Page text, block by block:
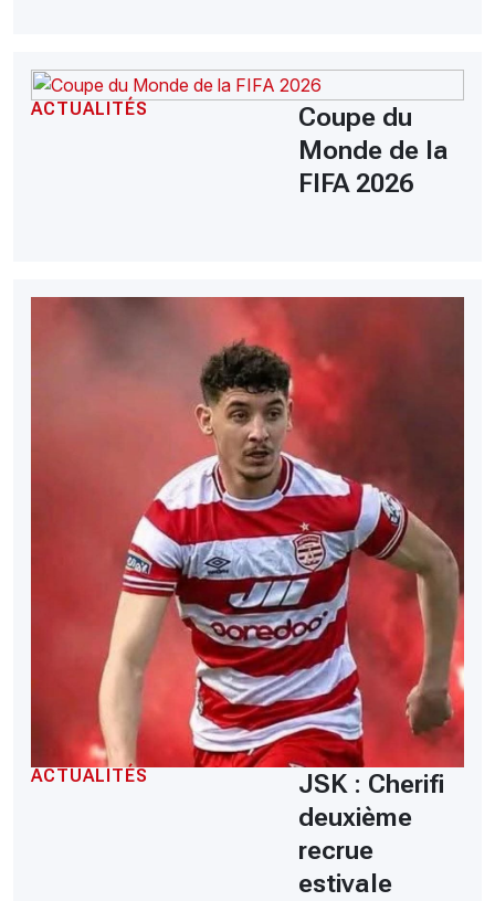
ACTUALITÉS
Coupe du
Monde de la
FIFA 2026
ACTUALITÉS
JSK : Cherifi
deuxième
recrue
estivale